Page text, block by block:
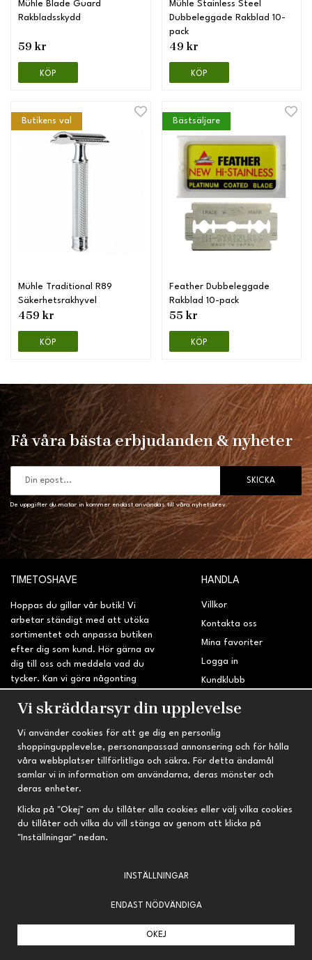
Mühle Blade Guard
Rakbladsskydd
59 kr
KÖP
Mühle Stainless Steel
Dubbeleggade Rakblad 10-
pack
49 kr
KÖP
Butikens val
Mühle Traditional R89
Säkerhetsrakhyvel
459 kr
KÖP
Bästsäljare
Feather Dubbeleggade
Rakblad 10-pack
55 kr
KÖP
Få våra bästa erbjudanden & nyheter
SKICKA
De uppgifter du matar in kommer endast användas till våra nyhetsbrev.
TIMETOSHAVE
Hoppas du gillar vår butik! Vi
arbetar ständigt med att utöka
sortimentet och anpassa butiken
efter dig som kund. Hör gärna av
dig till oss och meddela vad du
tycker. Kan vi göra någonting
sidan?
HANDLA
Villkor
Kontakta oss
Mina favoriter
Logga in
Kundklubb
INFORMATION
Om oss
Nyheter
Nyhetsbrev
Om cookies
Prenumeration
TRYGG HANDEL
Fri frakt vid köp över 695 kr
Kvalitetsprodukter till kanonpris
Vi skräddarsyr din upplevelse
Vi använder cookies för att ge dig en personlig
shoppingupplevelse, personanpassad annonsering och för hålla
våra webbplatser tillförlitliga och säkra. För detta ändamål
samlar vi in information om användarna, deras mönster och
deras enheter.
Klicka på "Okej" om du tillåter alla cookies eller välj vilka cookies
du tillåter och vilka du vill stänga av genom att klicka på
"Inställningar" nedan.
INSTÄLLNINGAR
ENDAST NÖDVÄNDIGA
OKEJ